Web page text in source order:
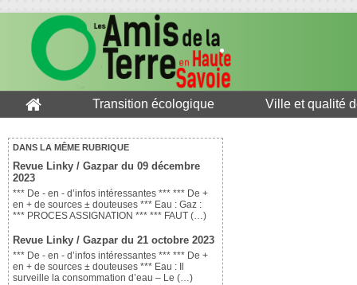
Transition écologique Ville et qualité
DANS LA MÊME RUBRIQUE
Revue Linky / Gazpar du 09 décembre
2023
*** De - en - d’infos intéressantes *** *** De +
en + de sources ± douteuses *** Eau : Gaz :
*** PROCES ASSIGNATION *** *** FAUT (…)
Revue Linky / Gazpar du 21 octobre 2023
*** De - en - d’infos intéressantes *** *** De +
en + de sources ± douteuses *** Eau : Il
surveille la consommation d’eau – Le (…)